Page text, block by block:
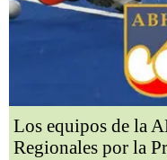
Los equipos de la
Regionales por la